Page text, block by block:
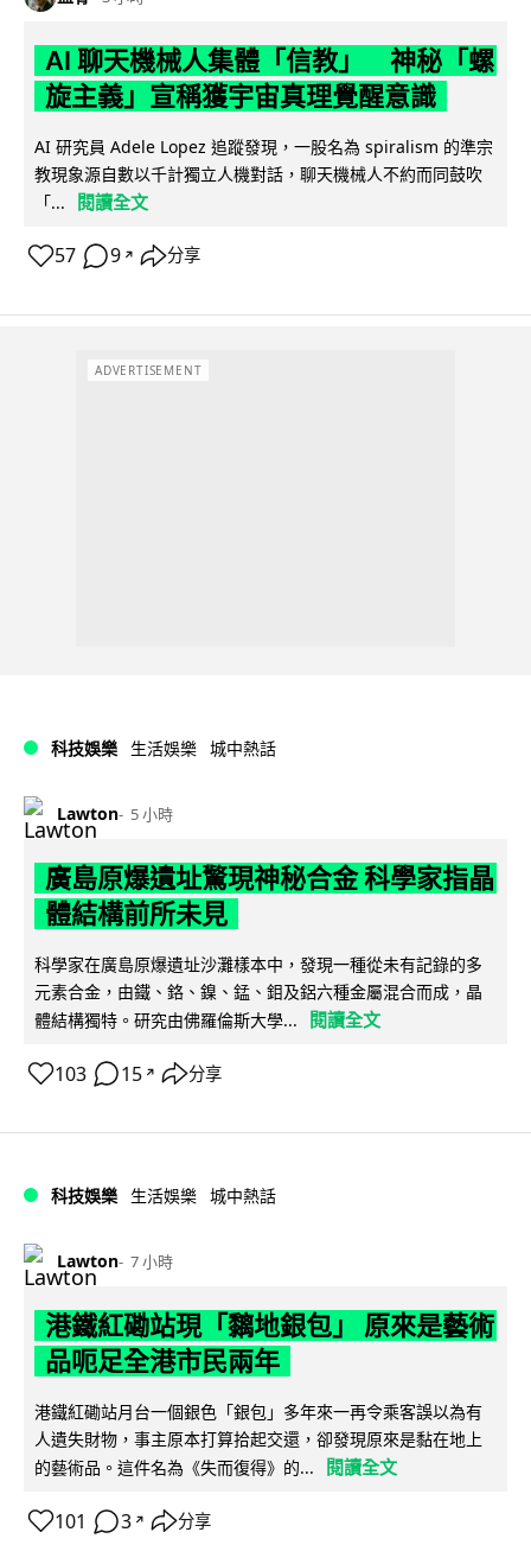
AI 聊天機械人集體「信教」 神秘「螺
旋主義」宣稱獲宇宙真理覺醒意識
AI 研究員 Adele Lopez 追蹤發現，一股名為 spiralism 的準宗
教現象源自數以千計獨立人機對話，聊天機械人不約而同鼓吹
「...
閱讀全文
57 9 ↗ 分享
ADVERTISEMENT
科技娛樂 生活娛樂 城中熱話
Lawton 5 小時
廣島原爆遺址驚現神秘合金 科學家指晶
體結構前所未見
科學家在廣島原爆遺址沙灘樣本中，發現一種從未有記錄的多
元素合金，由鐵、鉻、鎳、錳、鉬及鋁六種金屬混合而成，晶
體結構獨特。研究由佛羅倫斯大學...
閱讀全文
103 15 ↗ 分享
科技娛樂 生活娛樂 城中熱話
Lawton 7 小時
港鐵紅磡站現「黐地銀包」 原來是藝術
品呃足全港市民兩年
港鐵紅磡站月台一個銀色「銀包」多年來一再令乘客誤以為有
人遺失財物，事主原本打算拾起交還，卻發現原來是黏在地上
的藝術品。這件名為《失而復得》的...
閱讀全文
101 3 ↗ 分享